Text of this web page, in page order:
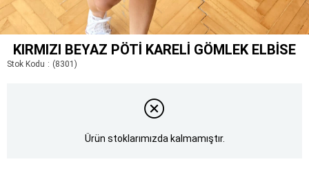
KIRMIZI BEYAZ PÖTI KARELI GÖMLEK ELBISE
Stok Kodu (8301)
Ürün stoklarımızda kalmamıştır.